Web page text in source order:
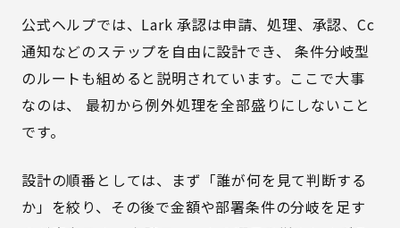
公式ヘルプでは、Lark 承認は申請、処理、承認、Cc
通知などのステップを自由に設計でき、 条件分岐型
のルートも組めると説明されています。ここで大事
なのは、 最初から例外処理を全部盛りにしないこと
です。
設計の順番としては、まず「誰が何を見て判断する
か」を絞り、その後で金額や部署条件の分岐を足す